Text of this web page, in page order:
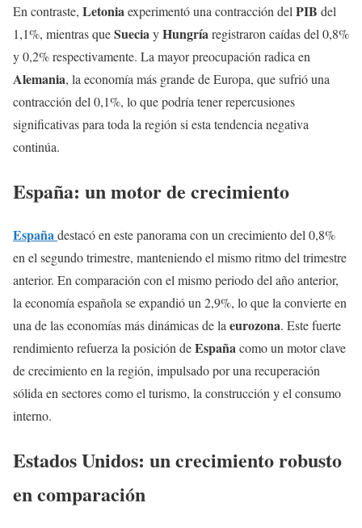
En contraste, Letoniaexperimentó una contracción del PIB del
1,1%, mientras queSueciayHungríaregistraron caídas del 0,8%
y 0,2% respectivamente. La mayor preocupación radica en
Alemania, la economía más grande de Europa, que sufrió una
contracción del 0,1%, lo que podría tener repercusiones
significativas para toda la región si esta tendencia negativa
continúa.
España: un motor de crecimiento
Españadestacó en este panorama con un crecimiento del 0,8%
en el segundo trimestre, manteniendo el mismo ritmo del trimestre
anterior. En comparación con el mismo periodo del año anterior,
la economía española se expandió un 2,9%, lo que la convierte en
una de las economías más dinámicas de laeurozona. Este fuerte
rendimiento refuerza la posición deEspañacomo un motor clave
de crecimiento en la región, impulsado por una recuperación
sólida en sectores como el turismo, la construcción y el consumo
interno.
Estados Unidos: un crecimiento robusto
en comparación